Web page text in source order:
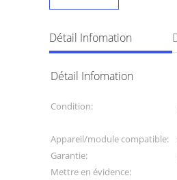
Détail Infomation
Détail Infomation
Condition:
Appareil/module compatible:
Garantie:
Mettre en évidence: